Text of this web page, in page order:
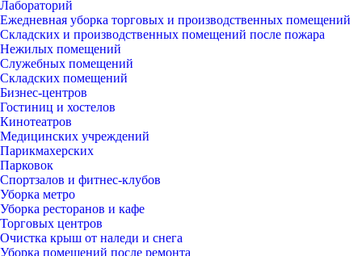
Лабораторий
Ежедневная уборка торговых и производственных помещений
Складских и производственных помещений после пожара
Нежилых помещений
Служебных помещений
Складских помещений
Бизнес-центров
Гостиниц и хостелов
Кинотеатров
Медицинских учреждений
Парикмахерских
Парковок
Спортзалов и фитнес-клубов
Уборка метро
Уборка ресторанов и кафе
Торговых центров
Очистка крыш от наледи и снега
Уборка помещений после ремонта